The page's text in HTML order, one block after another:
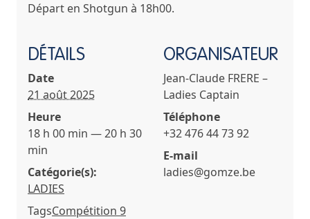
Départ en Shotgun à 18h00.
DÉTAILS
Date
21 août 2025
Heure
18 h 00 min — 20 h 30
min
Catégorie(s):
LADIES
TagsCompétition 9
ORGANISATEUR
Jean-Claude FRERE –
Ladies Captain
Téléphone
+32 476 44 73 92
E-mail
ladies@gomze.be